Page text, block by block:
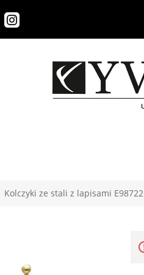
Kolczyki ze stali z lapisami E98722